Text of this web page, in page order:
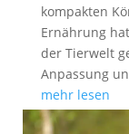
kompakten
Ernährung
der Tierwelt
Anpassung
mehr lesen